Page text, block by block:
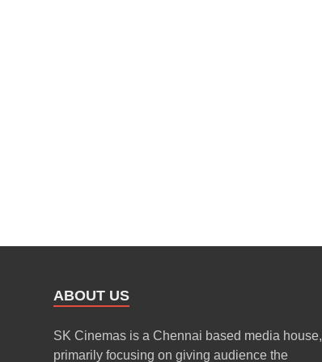
ABOUT US
SK Cinemas is a Chennai based media house,
primarily focusing on giving audience the